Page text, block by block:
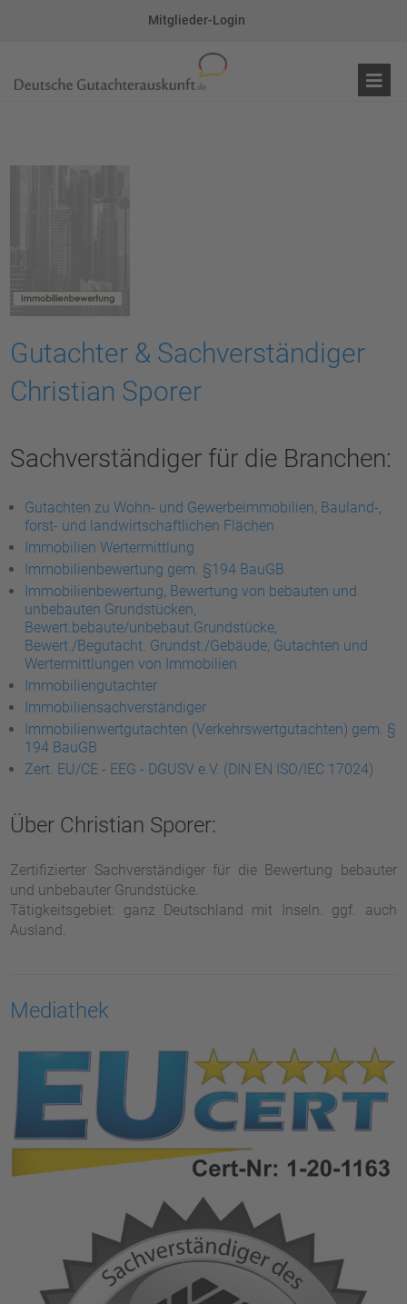
Mitglieder-Login
Gutachter & Sachverständiger
Christian Sporer
Sachverständiger für die Branchen:
Gutachten zu Wohn- und Gewerbeimmobilien, Bauland-,
forst- und landwirtschaftlichen Flächen
Immobilien Wertermittlung
Immobilienbewertung gem. §194 BauGB
Immobilienbewertung, Bewertung von bebauten und
unbebauten Grundstücken,
Bewert.bebaute/unbebaut.Grundstücke,
Bewert./Begutacht. Grundst./Gebäude, Gutachten und
Wertermittlungen von Immobilien
Immobiliengutachter
Immobiliensachverständiger
Immobilienwertgutachten (Verkehrswertgutachten) gem. §
194 BauGB
Zert. EU/CE - EEG - DGUSV e.V. (DIN EN ISO/IEC 17024)
Über Christian Sporer:
Zertifizierter Sachverständiger für die Bewertung bebauter
und unbebauter Grundstücke.
Tätigkeitsgebiet: ganz Deutschland mit Inseln. ggf. auch
Ausland.
Mediathek